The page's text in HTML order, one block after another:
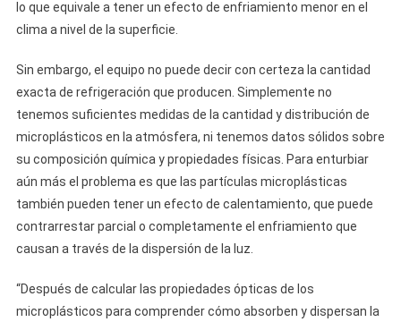
lo que equivale a tener un efecto de enfriamiento menor en el
clima a nivel de la superficie.
Sin embargo, el equipo no puede decir con certeza la cantidad
exacta de refrigeración que producen. Simplemente no
tenemos suficientes medidas de la cantidad y distribución de
microplásticos en la atmósfera, ni tenemos datos sólidos sobre
su composición química y propiedades físicas. Para enturbiar
aún más el problema es que las partículas microplásticas
también pueden tener un efecto de calentamiento, que puede
contrarrestar parcial o completamente el enfriamiento que
causan a través de la dispersión de la luz.
“Después de calcular las propiedades ópticas de los
microplásticos para comprender cómo absorben y dispersan la